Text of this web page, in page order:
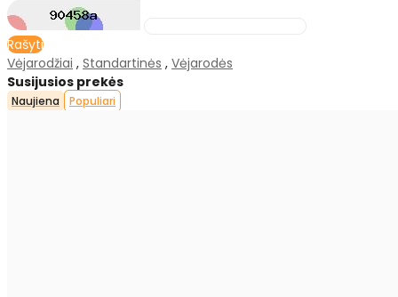
Rašyti
Vėjarodžiai , Standartinės , Vėjarodės
Susijusios prekės
Naujiena Populiari